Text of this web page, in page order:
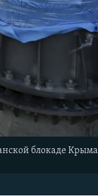
блокаде Крыма